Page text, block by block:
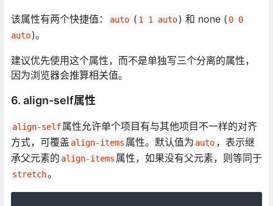
该属性有两个快捷值： auto ( 1 1 auto) 和 none ( 0 0
auto)。
建议优先使用这个属性，而不是单独写三个分离的属性，
因为浏览器会推算相关值。
6. align-self属性
align-self属性允许单个项目有与其他项目不一样的对齐
方式，可覆盖 align-items 属性。默认值为 auto ，表示继
承父元素的 align-items 属性，如果没有父元素，则等同于
stretch。